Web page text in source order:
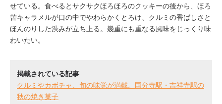
せている。食べるとサクサクほろほろのクッキーの後から、ほろ
苦キャラメルが口の中でやわらかくとろけ、クルミの香ばしさと
ほんのりした渋みが立ち上る。幾重にも重なる風味をじっくり味
わいたい。
掲載されている記事
クルミやカボチャ、旬の味覚が満載。国分寺駅・吉祥寺駅の
秋の焼き菓子